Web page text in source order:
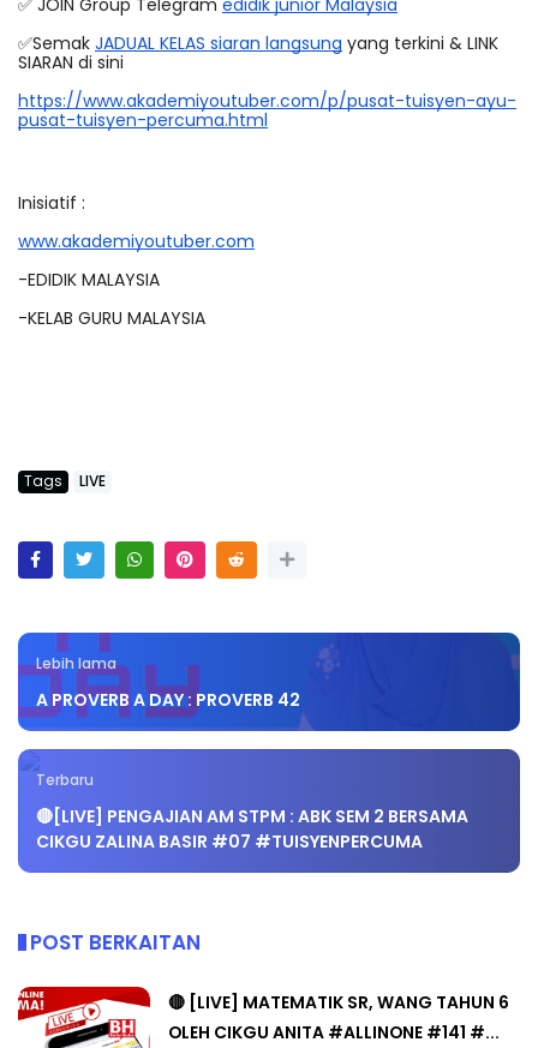
✅Semak JADUAL KELAS siaran langsung yang terkini & LINK
SIARAN di sini
https://www.akademiyoutuber.com/p/pusat-tuisyen-ayu-
pusat-tuisyen-percuma.html
Inisiatif :
www.akademiyoutuber.com
-EDIDIK MALAYSIA
-KELAB GURU MALAYSIA
Tags LIVE
Lebih lama
A PROVERB A DAY : PROVERB 42
Terbaru
🔴[LIVE] PENGAJIAN AM STPM : ABK SEM 2 BERSAMA
CIKGU ZALINA BASIR #07 #TUISYENPERCUMA
POST BERKAITAN
🔴 [LIVE] MATEMATIK SR, WANG TAHUN 6
OLEH CIKGU ANITA #ALLINONE #141 #...